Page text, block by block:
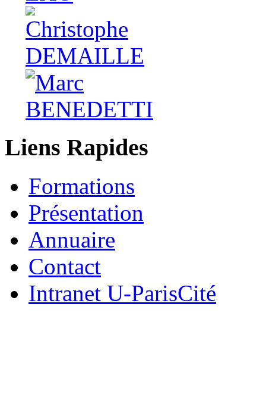
Liens Rapides
Formations
Présentation
Annuaire
Contact
Intranet U-ParisCité